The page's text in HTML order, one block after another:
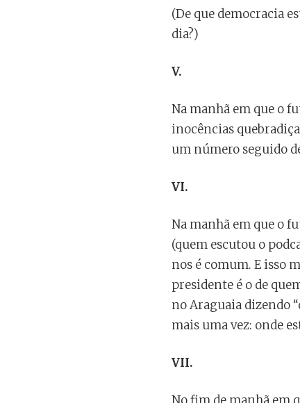
(De que democracia
dia?)
V.
Na manhã em que o
inocências
um número seguido
VI.
Na manhã em que o
(quem escutou o
nos é comum. E isso
presidente é o de
no Araguaia dizendo
mais uma vez: onde
VII.